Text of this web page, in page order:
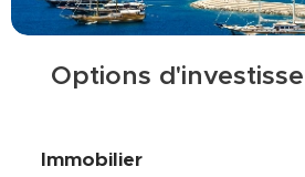
💰 Options
🏠 Immobilier